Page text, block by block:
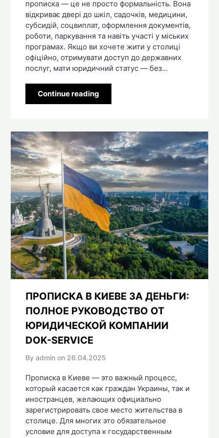
прописка — це не просто формальність. Вона
відкриває двері до шкіл, садочків, медицини,
субсидій, соцвиплат, оформлення документів,
роботи, паркування та навіть участі у міських
програмах. Якщо ви хочете жити у столиці
офіційно, отримувати доступ до державних
послуг, мати юридичний статус — без…
Continue reading
ПРОПИСКА В КИЕВЕ ЗА ДЕНЬГИ:
ПОЛНОЕ РУКОВОДСТВО ОТ
ЮРИДИЧЕСКОЙ КОМПАНИИ
DOK-SERVICE
By admin on 26.04.2025
Прописка в Киеве — это важный процесс,
который касается как граждан Украины, так и
иностранцев, желающих официально
зарегистрировать свое место жительства в
столице. Для многих это обязательное
условие для доступа к государственным